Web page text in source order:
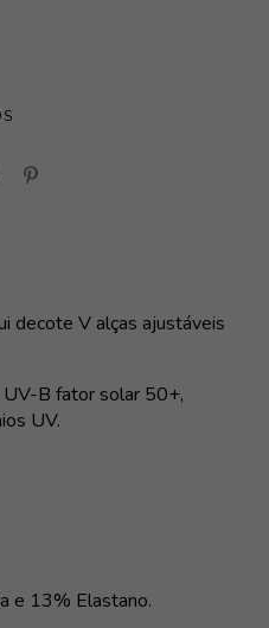
decote V alças ajustáveis
B fator solar 50+,
UV.
e 13% Elastano.